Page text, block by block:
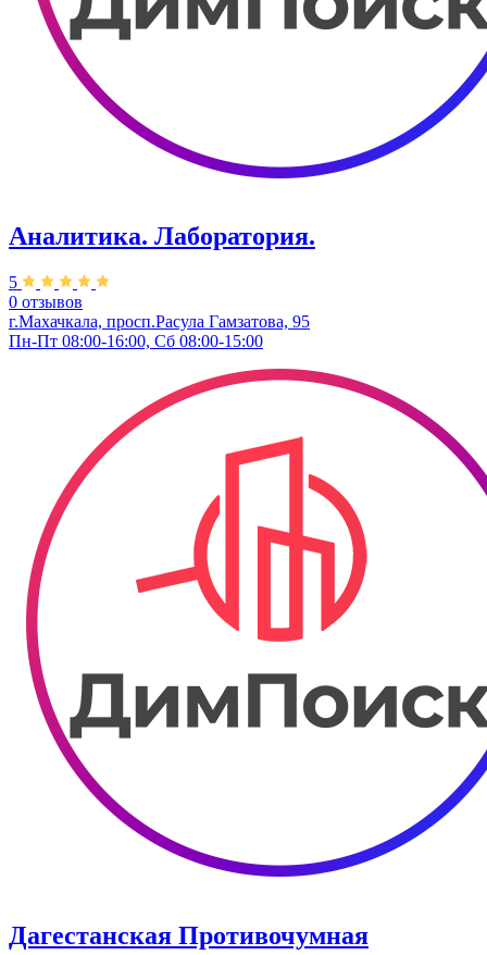
Аналитика. Лаборатория.
5
0 отзывов
г.Махачкала, ​просп.Расула Гамзатова, 95
Пн-Пт 08:00-16:00, Сб 08:00-15:00
Дагестанская Противочумная